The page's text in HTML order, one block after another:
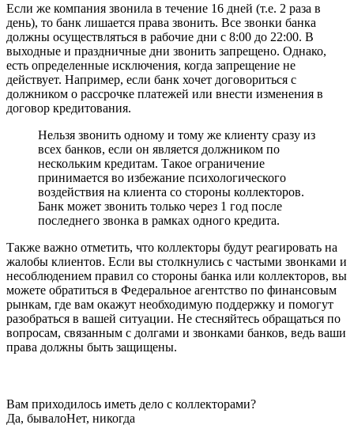
Если же компания звонила в течение 16 дней (т.е. 2 раза в
день), то банк лишается права звонить. Все звонки банка
должны осуществляться в рабочие дни с 8:00 до 22:00. В
выходные и праздничные дни звонить запрещено. Однако,
есть определенные исключения, когда запрещение не
действует. Например, если банк хочет договориться с
должником о рассрочке платежей или внести изменения в
договор кредитования.
Нельзя звонить одному и тому же клиенту сразу из
всех банков, если он является должником по
нескольким кредитам. Такое ограничение
принимается во избежание психологического
воздействия на клиента со стороны коллекторов.
Банк может звонить только через 1 год после
последнего звонка в рамках одного кредита.
Также важно отметить, что коллекторы будут реагировать на
жалобы клиентов. Если вы столкнулись с частыми звонками и
несоблюдением правил со стороны банка или коллекторов, вы
можете обратиться в Федеральное агентство по финансовым
рынкам, где вам окажут необходимую поддержку и помогут
разобраться в вашей ситуации. Не стесняйтесь обращаться по
вопросам, связанным с долгами и звонками банков, ведь ваши
права должны быть защищены.
Вам приходилось иметь дело с коллекторами?
Да, бывалоНет, никогда